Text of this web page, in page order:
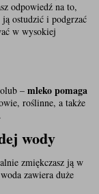
odpowiedź na to,
ostudzić i podgrzać
w wysokiej
– mleko pomaga
roślinne, a także
wody
zmiękczasz ją w
zawiera duże